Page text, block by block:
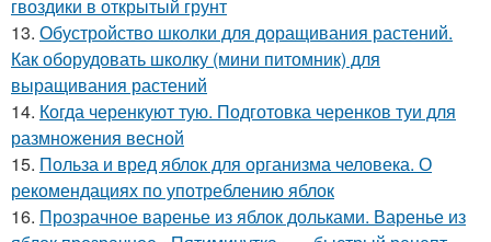
гвоздики в открытый грунт
13. Обустройство школки для доращивания растений.
Как оборудовать школку (мини питомник) для
выращивания растений
14. Когда черенкуют тую. Подготовка черенков туи для
размножения весной
15. Польза и вред яблок для организма человека. О
рекомендациях по употреблению яблок
16. Прозрачное варенье из яблок дольками. Варенье из